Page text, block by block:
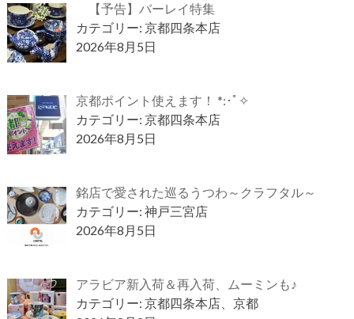
【予告】バーレイ特集
カテゴリー: 京都四条本店
2026年8月5日
京都ポイント使えます！ *:･ﾟ✧
カテゴリー: 京都四条本店
2026年8月5日
銘店で愛された巡るうつわ～クラフタル～
カテゴリー: 神戸三宮店
2026年8月5日
アラビア新入荷＆再入荷、ムーミンも♪
カテゴリー: 京都四条本店、京都